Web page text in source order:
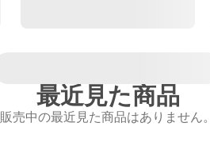
最近見た商品
販売中の最近見た商品はありません。